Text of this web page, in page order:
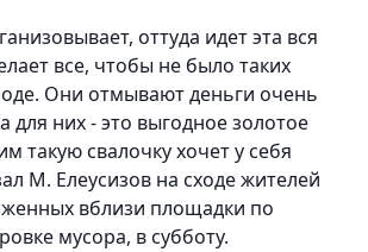
оттуда идет эта вся
все, чтобы не было таких
Они отмывают деньги очень
для них - это выгодное золотое
такую свалочку хочет у себя
М. Елеусизов на сходе жителей
вблизи площадки по
мусора, в субботу.